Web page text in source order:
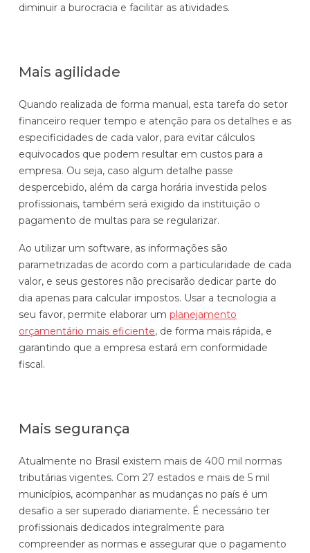
diminuir a burocracia e facilitar as atividades.
Mais agilidade
Quando realizada de forma manual, esta tarefa do setor
financeiro requer tempo e atenção para os detalhes e as
especificidades de cada valor, para evitar cálculos
equivocados que podem resultar em custos para a
empresa. Ou seja, caso algum detalhe passe
despercebido, além da carga horária investida pelos
profissionais, também será exigido da instituição o
pagamento de multas para se regularizar.
Ao utilizar um software, as informações são
parametrizadas de acordo com a particularidade de cada
valor, e seus gestores não precisarão dedicar parte do
dia apenas para calcular impostos. Usar a tecnologia a
seu favor, permite elaborar um planejamento
orçamentário mais eficiente, de forma mais rápida, e
garantindo que a empresa estará em conformidade
fiscal.
Mais segurança
Atualmente no Brasil existem mais de 400 mil normas
tributárias vigentes. Com 27 estados e mais de 5 mil
municípios, acompanhar as mudanças no país é um
desafio a ser superado diariamente. É necessário ter
profissionais dedicados integralmente para
compreender as normas e assegurar que o pagamento